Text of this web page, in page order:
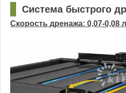
Система быстрого
Скорость дренажа: 0,07-0,08